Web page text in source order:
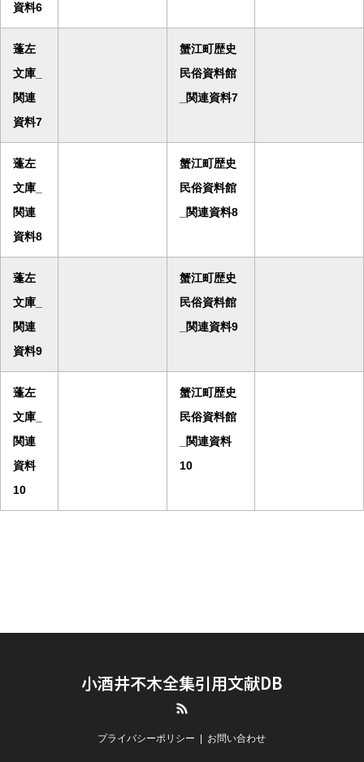
資料6
蓬左
文庫_
関連
資料7
蟹江町歴史
民俗資料館
_関連資料7
蓬左
文庫_
関連
資料8
蟹江町歴史
民俗資料館
_関連資料8
蓬左
文庫_
関連
資料9
蟹江町歴史
民俗資料館
_関連資料9
蓬左
文庫_
関連
資料
10
蟹江町歴史
民俗資料館
_関連資料
10
小酒井不木全集引用文献DB
プライバシーポリシー お問い合わせ